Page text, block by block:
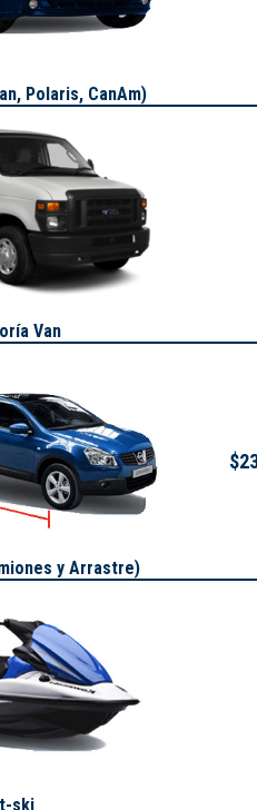
Polaris, CanAm)
Van
y Arrastre)
ski